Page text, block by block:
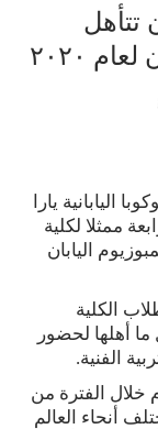
تتأهل
٢٠٢٠
يارا
ممثلا لكلية
اليابان
الكلية
أهلها لحضور
الفنية.
فعاليات السمبوزيوم لمدة ١٠ أيام خلال الفترة من
من مختلف أنحاء العالم